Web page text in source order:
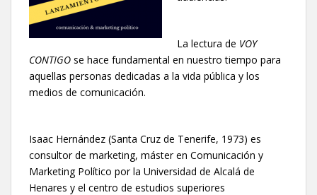
La lectura de VOY
CONTIGO se hace fundamental en nuestro tiempo para
aquellas personas dedicadas a la vida pública y los
medios de comunicación.
Isaac Hernández (Santa Cruz de Tenerife, 1973) es
consultor de marketing, máster en Comunicación y
Marketing Político por la Universidad de Alcalá de
Henares y el centro de estudios superiores